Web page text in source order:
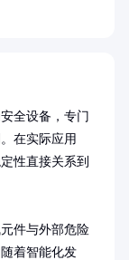
全设备，专门
在实际应用
性直接关系到
件与外部危险
着智能化发